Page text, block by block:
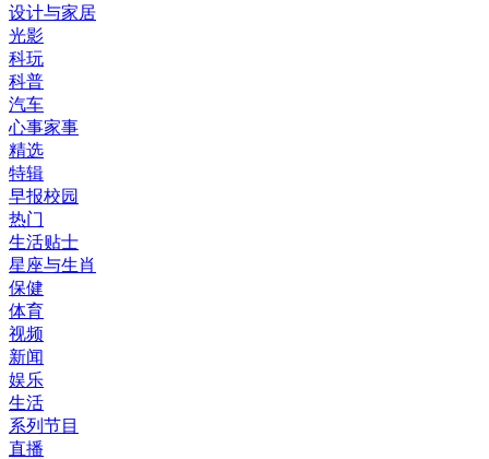
设计与家居
光影
科玩
科普
汽车
心事家事
精选
特辑
早报校园
热门
生活贴士
星座与生肖
保健
体育
视频
新闻
娱乐
生活
系列节目
直播